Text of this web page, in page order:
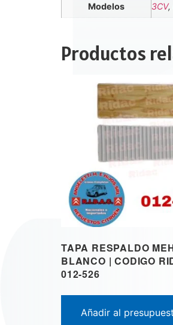
Modelos 3CV,
Productos
TAPA RESPALDO
BLANCO | CODIGO
012-526
Añadir al